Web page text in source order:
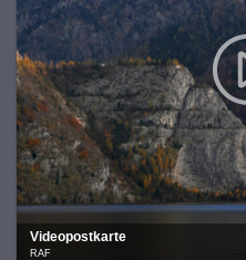
Videopostkarte
RAF